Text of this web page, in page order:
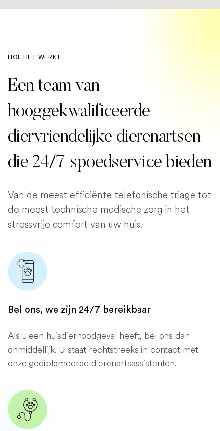
HOE HET WERKT
Een team van
hooggekwalificeerde
diervriendelijke dierenartsen
die 24/7 spoedservice bieden
Van de meest efficiënte telefonische triage tot
de meest technische medische zorg in het
stressvrije comfort van uw huis.
Bel ons, we zijn 24/7 bereikbaar
Als u een huisdiernoodgeval heeft, bel ons dan
onmiddellijk. U staat rechtstreeks in contact met
onze gediplomeerde dierenartsassistenten.